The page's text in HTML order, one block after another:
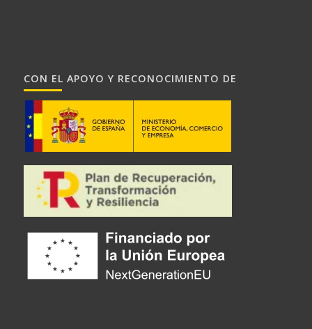
CON EL APOYO Y RECONOCIMIENTO DE